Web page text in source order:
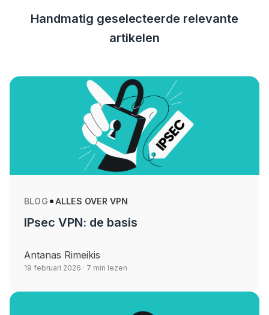
Handmatig geselecteerde relevante
artikelen
BLOG ALLES OVER VPN
IPsec VPN: de basis
Antanas Rimeikis
19 februari 2026 · 7 min lezen